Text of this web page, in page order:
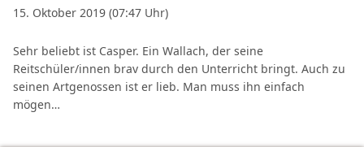
15. Oktober 2019 (07:47 Uhr)
Sehr beliebt ist Casper. Ein Wallach, der seine
Reitschüler/innen brav durch den Unterricht bringt. Auch zu
seinen Artgenossen ist er lieb. Man muss ihn einfach
mögen…